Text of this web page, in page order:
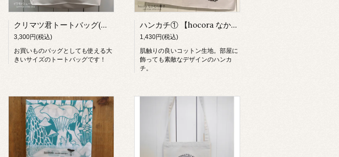
クリマツ君トートバッグ(ポッケ)【イワモトシューヘー】
3,300円(税込)
お買いものバッグとしても使える大
きいサイズのトートバッグです！
ハンカチ① 【hocora なかむら葉子】
1,430円(税込)
肌触りの良いコットン生地。部屋に
飾っても素敵なデザインのハンカ
チ。